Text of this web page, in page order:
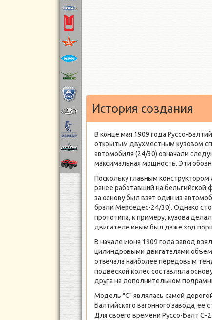
История создания
В конце мая 1909 года Руссо-
открытым двухместным кузовом
автомобиля (24/30) означали
максимальная мощность. Эти
Поскольку главным
ранее работавший на бельгийской
за основу был взят один из
брали Мерседес-24/30). Однако
прототипа, к примеру, кузова
двигателе иным был даже ход
В начале июня 1909 года завод
цилиндровыми двигателями
отвечала наиболее передовым
подвеской колес составляла
друга на дополнительном
Модель "С" являлась самой
Балтийского вагонного завода, ее
Для своего времени Руссо-Балт